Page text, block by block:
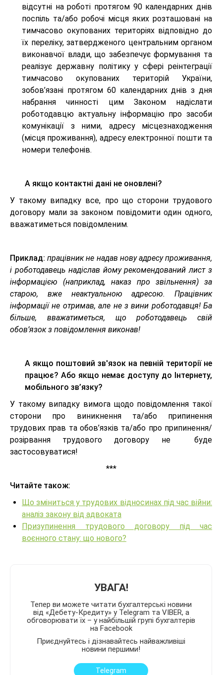
відсутні на роботі протягом 90 календарних днів
поспіль та/або робочі місця яких розташовані на
тимчасово окупованих територіях відповідно до
їх переліку, затвердженого центральним органом
виконавчої влади, що забезпечує формування та
реалізує державну політику у сфері реінтеграції
тимчасово окупованих територій України,
зобов’язані протягом 60 календарних днів з дня
набрання чинності цим Законом надіслати
роботодавцю актуальну інформацію про засоби
комунікації з ними, адресу місцезнаходження
(місця проживання), адресу електронної пошти та
номери телефонів.
А якщо контактні дані не оновлені?
У такому випадку все, про що сторони трудового
договору мали за законом повідомити один одного,
вважатиметься повідомленим.
Приклад: працівник не надав нову адресу проживання,
і роботодавець надіслав йому рекомендований лист з
інформацією (наприклад, наказ про звільнення) за
старою, вже неактуальною адресою. Працівник
інформації не отримав, але не з вини роботодавця! Ба
більше, вважатиметься, що роботодавець свій
обов’язок з повідомлення виконав!
А якщо поштовий зв'язок на певній території не
працює? Або якщо немає доступу до Інтернету,
мобільного зв’язку?
У такому випадку вимога щодо повідомлення такої
сторони про виникнення та/або припинення
трудових прав та обов’язків та/або про припинення/
розірвання трудового договору не буде
застосовуватися!
***
Читайте також:
Що зміниться у трудових відносинах під час війни:
аналіз закону від адвоката
Призупинення трудового договору під час
воєнного стану: що нового?
УВАГА!
Тепер ви можете читати бухгалтерські новини
від «Дебету-Кредиту» у Telegram та VIBER, а
обговорювати їх – у найбільшій групі бухгалтерів
на Facebook
Приєднуйтесь і дізнавайтесь найважливіші
новини першими!
Telegram